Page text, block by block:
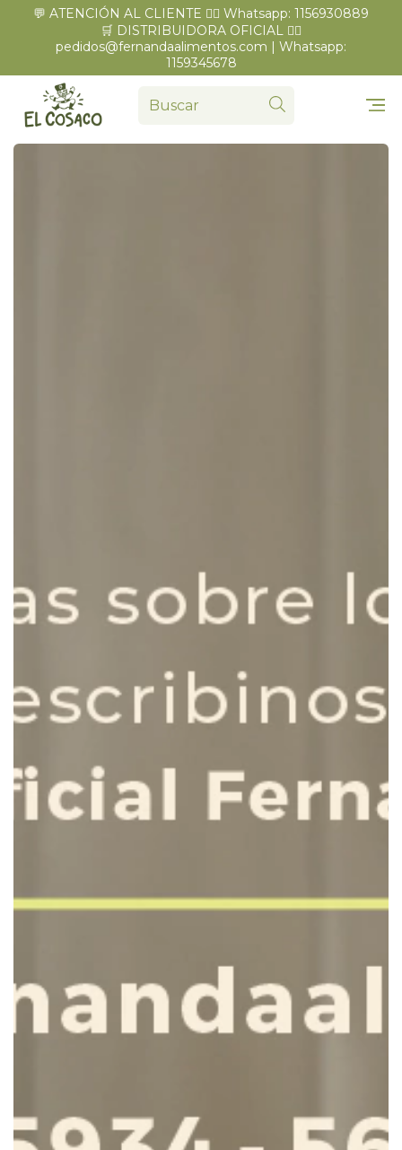
💬 ATENCIÓN AL CLIENTE 👉🏼 Whatsapp: 1156930889
🛒 DISTRIBUIDORA OFICIAL 👉🏼
pedidos@fernandaalimentos.com | Whatsapp:
1159345678